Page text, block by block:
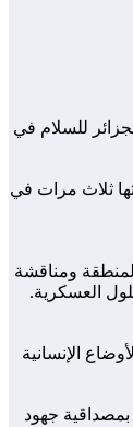
للسلام في
ثلاث مرات في
ومناقشة
العسكرية.
الإنسانية
بمصداقية جهود